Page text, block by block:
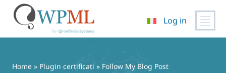
contenuto
Log in
Home » Plugin certificati » Follow My Blog Post